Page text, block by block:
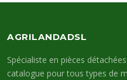
AGRILANDADSL
Spécialiste en pièces
catalogue pour tous types de